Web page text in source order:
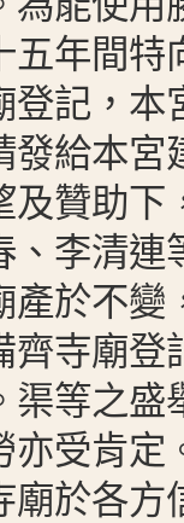
五年間特
登記，本
發給本宮
及贊助下
、李清連
產於不變
齊寺廟登
渠等之盛
亦受肯定
廟於各方